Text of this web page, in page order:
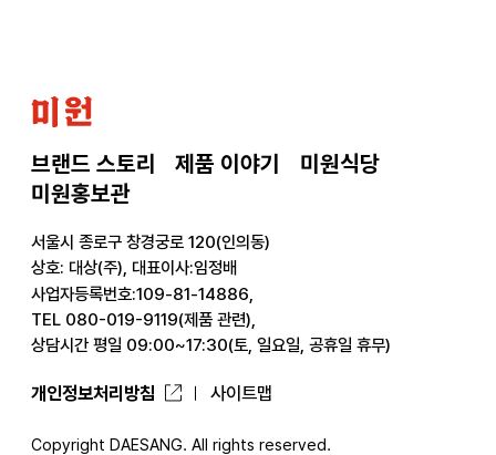
브랜드 스토리 제품 이야기
미원식당
미원홍보관
미
서울시 종로구 창경궁로 120(인의동)
상호: 대상(주), 대표이사:임정배
사업자등록번호:109-81-14886,
TEL 080-019-9119(제품 관련),
상담시간 평일 09:00~17:30(토, 일요일, 공휴일 휴무)
개인정보처리방침 사이트맵
Copyright DAESANG. All rights reserved.